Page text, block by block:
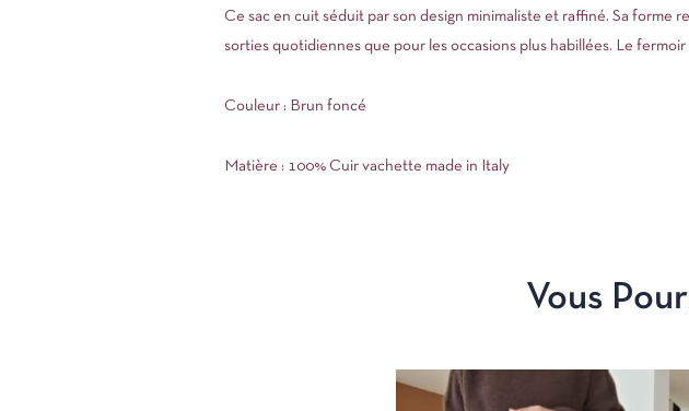
Ce sac en cuit séduit par son design minimaliste et raffiné. Sa forme
sorties quotidiennes que pour les occasions plus habillées. Le
Couleur : Brun foncé
Matière : 100% Cuir vachette made in Italy
Vous